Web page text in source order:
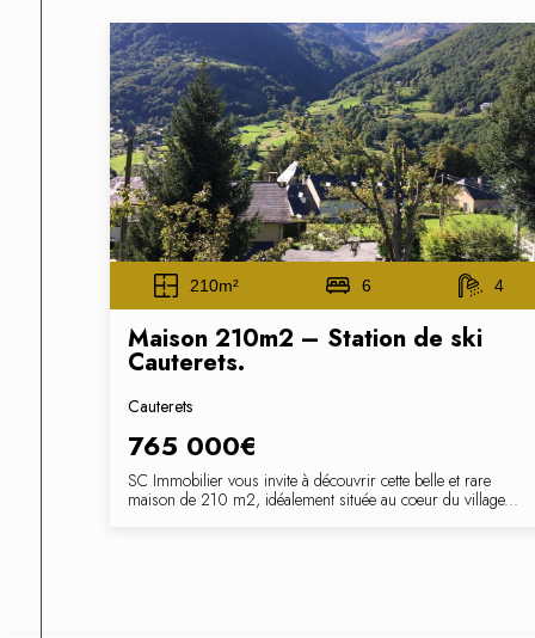
210m² 6 4
Maison 210m2 – Station de ski
Cauterets.
Cauterets
765 000€
SC Immobilier vous invite à découvrir cette belle et rare
maison de 210 m2, idéalement située au coeur du village...